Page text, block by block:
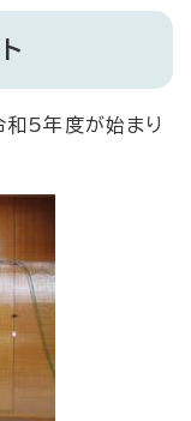
5年度が始まり